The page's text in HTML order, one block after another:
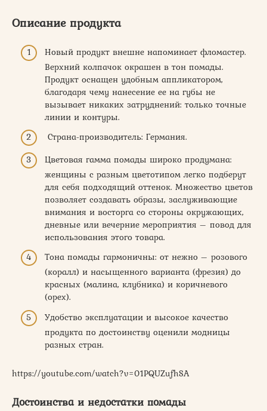
Описание продукта
Новый продукт внешне напоминает фломастер.
Верхний колпачок окрашен в тон помады.
Продукт оснащен удобным аппликатором,
благодаря чему нанесение ее на губы не
вызывает никаких затруднений: только точные
линии и контуры.
Страна-производитель: Германия.
Цветовая гамма помады широко продумана:
женщины с разным цветотипом легко подберут
для себя подходящий оттенок. Множество цветов
позволяет создавать образы, заслуживающие
внимания и восторга со стороны окружающих,
дневные или вечерние мероприятия – повод для
использования этого товара.
Тона помады гармоничны: от нежно – розового
(коралл) и насыщенного варианта (фрезия) до
красных (малина, клубника) и коричневого
(орех).
Удобство эксплуатации и высокое качество
продукта по достоинству оценили модницы
разных стран.
https://youtube.com/watch?v=01PQUZufhSA
Достоинства и недостатки помады